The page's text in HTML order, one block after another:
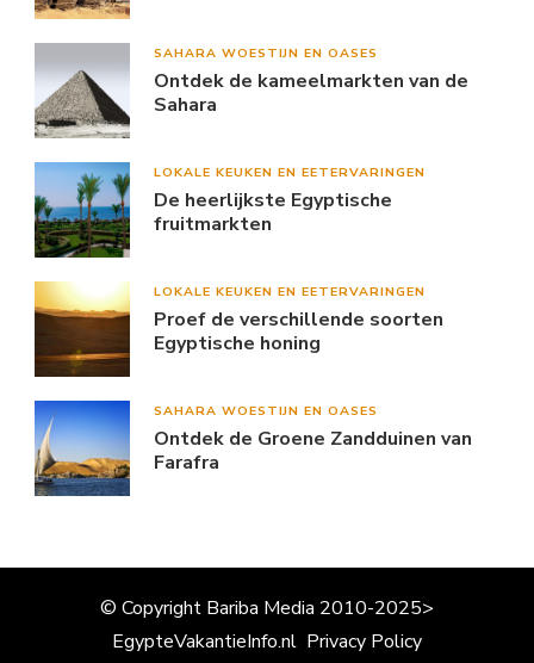
SAHARA WOESTIJN EN OASES
Ontdek de kameelmarkten van de
Sahara
LOKALE KEUKEN EN EETERVARINGEN
De heerlijkste Egyptische
fruitmarkten
LOKALE KEUKEN EN EETERVARINGEN
Proef de verschillende soorten
Egyptische honing
SAHARA WOESTIJN EN OASES
Ontdek de Groene Zandduinen van
Farafra
© Copyright Bariba Media 2010-2025>
EgypteVakantieInfo.nl Privacy Policy